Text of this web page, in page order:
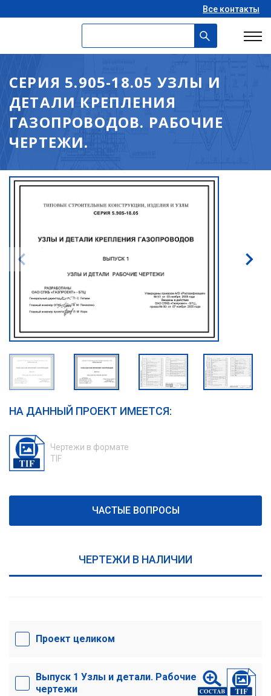
Все контакты
СЕРИЯ 5.905-18.05 УЗЛЫ И
ДЕТАЛИ КРЕПЛЕНИЯ
ГАЗОПРОВОДОВ. РАБОЧИЕ
ЧЕРТЕЖИ.
НА ДАННЫЙ ПРОЕКТ ИМЕЕТСЯ:
Чертежи в формате
TIF
ЧАСТЫЕ ВОПРОСЫ
ЧЕРТЕЖИ В НАЛИЧИИ
Проект целиком
Выпуск 1 Узлы и детали. Рабочие
чертежи